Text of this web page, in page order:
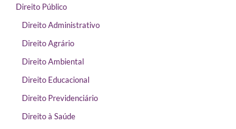
Direito Público
Direito Administrativo
Direito Agrário
Direito Ambiental
Direito Educacional
Direito Previdenciário
Direito à Saúde